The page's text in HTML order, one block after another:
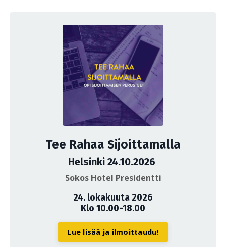
Tee Rahaa Sijoittamalla
Helsinki 24.10.2026
Sokos Hotel Presidentti
24. lokakuuta 2026
Klo 10.00-18.00
Lue lisää ja ilmoittaudu!